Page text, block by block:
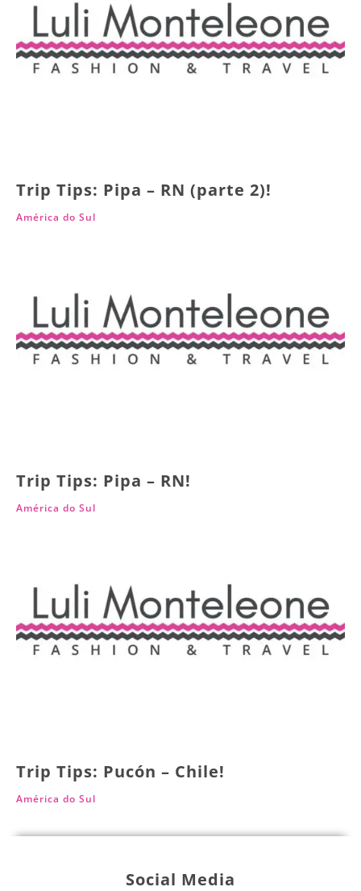
Trip Tips: Pipa – RN (parte 2)!
América do Sul
Trip Tips: Pipa – RN!
América do Sul
Trip Tips: Pucón – Chile!
América do Sul
Social Media